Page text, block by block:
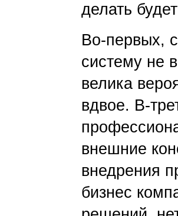
делать
Во-первых,
систему не
велика
вдвое. В-
внешние
внедрения
бизнес